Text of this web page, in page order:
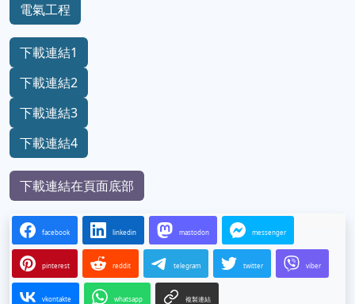
電氣工程
下載連結1
下載連結2
下載連結3
下載連結4
下載連結在頁面底部
facebook linkedin mastodon messenger
pinterest reddit telegram twitter viber
vkontakte whatsapp 複製連結